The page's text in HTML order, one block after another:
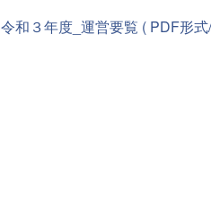
令和３年度_運営要覧 ( PDF形